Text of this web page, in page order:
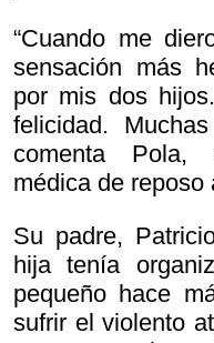
“Cuando me
sensación más
por mis dos
felicidad.
comenta Pola,
médica de reposo
Su padre,
hija tenía
pequeño hace
sufrir el violento